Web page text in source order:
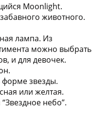
Moonlight.
животного.
лампа. Из
можно выбрать
и для девочек.
звезды.
или желтая.
небо”.